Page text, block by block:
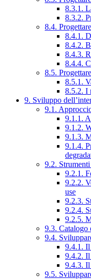
8.3.1.
8.3.2.
8.4.
8.4.1.
8.4.2.
8.4.3.
8.4.4.
8.5.
8.5.1.
8.5.2. I
9. Sviluppo
9.1.
9.1.1.
9.1.2.
9.1.3.
9.1.4.
9.2.
9.2.1.
9.2.2.
use
9.2.3.
9.2.4.
9.2.5.
9.3. Catalogo
9.4.
9.4.1.
9.4.2.
9.4.3.
9.5.